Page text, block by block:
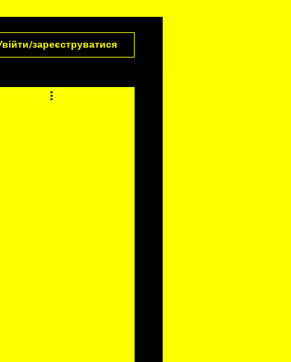
зареєструватися